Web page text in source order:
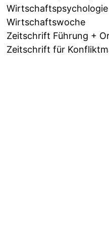
Wirtschaftspsychologie
Wirtschaftswoche
Zeitschrift Führung +
Zeitschrift für